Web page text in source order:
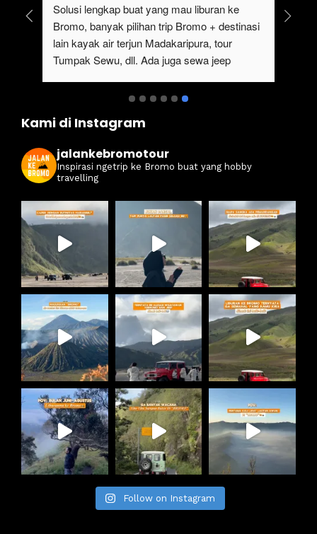
Solusi lengkap buat yang mau liburan ke
Bromo, banyak pilihan trip Bromo + destinasi
lain kayak air terjun Madakaripura, tour
Tumpak Sewu, dll. Ada juga sewa jeep
Kami di Instagram
jalankebromotour
Inspirasi ngetrip ke Bromo buat yang hobby
travelling
Follow on Instagram